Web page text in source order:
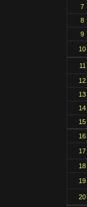
7
8
9
10
11
12
13
14
15
16
17
18
19
20